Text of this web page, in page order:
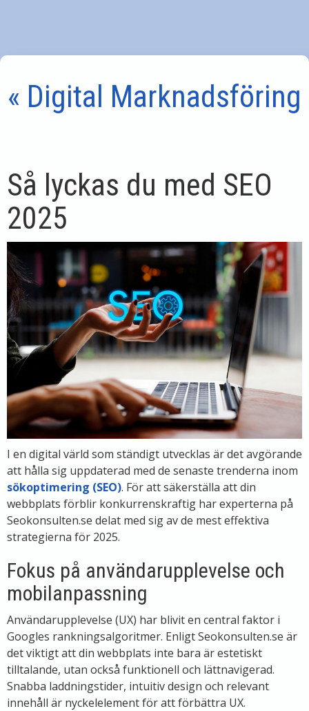
« Digital Marknadsföring
Så lyckas du med SEO
2025
I en digital värld som ständigt utvecklas är det avgörande
att hålla sig uppdaterad med de senaste trenderna inom
sökoptimering (SEO). För att säkerställa att din
webbplats förblir konkurrenskraftig har experterna på
Seokonsulten.se delat med sig av de mest effektiva
strategierna för 2025.
Fokus på användarupplevelse och
mobilanpassning
Användarupplevelse (UX) har blivit en central faktor i
Googles rankningsalgoritmer. Enligt Seokonsulten.se är
det viktigt att din webbplats inte bara är estetiskt
tilltalande, utan också funktionell och lättnavigerad.
Snabba laddningstider, intuitiv design och relevant
innehåll är nyckelelement för att förbättra UX.